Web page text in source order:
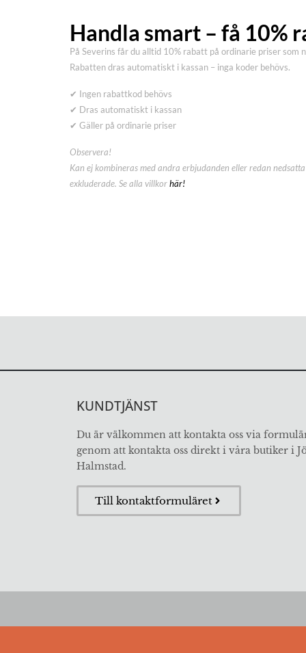
Handla smart – få 10%
På Severins får du alltid 10% rabatt på ordinarie priser som
Rabatten dras automatiskt i kassan – inga koder behövs.
✔ Ingen rabattkod behövs
✔ Dras automatiskt i kassan
✔ Gäller på ordinarie priser
Observera!
Kan ej kombineras med andra erbjudanden eller redan
exkluderade. Se alla villkorhär!
KUNDTJÄNST
Du är välkommen att kontakta oss via
genom att kontakta oss direkt i våra butiker i
Halmstad.
Till kontaktformuläret